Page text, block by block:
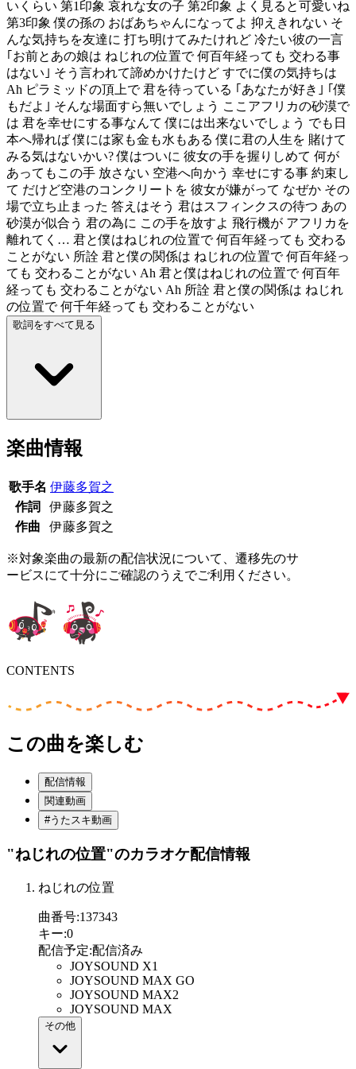
いくらい 第1印象 哀れな女の子 第2印象 よく見ると可愛いね
第3印象 僕の孫の おばあちゃんになってよ 抑えきれない そ
んな気持ちを友達に 打ち明けてみたけれど 冷たい彼の一言
｢お前とあの娘は ねじれの位置で 何百年経っても 交わる事
はない｣ そう言われて諦めかけたけど すでに僕の気持ちは
Ah ピラミッドの頂上で 君を待っている ｢あなたが好き｣ ｢僕
もだよ｣ そんな場面すら無いでしょう ここアフリカの砂漠で
は 君を幸せにする事なんて 僕には出来ないでしょう でも日
本へ帰れば 僕には家も金も水もある 僕に君の人生を 賭けて
みる気はないかい? 僕はついに 彼女の手を握りしめて 何が
あってもこの手 放さない 空港へ向かう 幸せにする事 約束し
て だけど空港のコンクリートを 彼女が嫌がって なぜか その
場で立ち止まった 答えはそう 君はスフィンクスの待つ あの
砂漠が似合う 君の為に この手を放すよ 飛行機が アフリカを
離れてく… 君と僕はねじれの位置で 何百年経っても 交わる
ことがない 所詮 君と僕の関係は ねじれの位置で 何百年経っ
ても 交わることがない Ah 君と僕はねじれの位置で 何百年
経っても 交わることがない Ah 所詮 君と僕の関係は ねじれ
の位置で 何千年経っても 交わることがない
歌詞をすべて見る
楽曲情報
歌手名 伊藤多賀之
作詞
伊藤多賀之
作曲
伊藤多賀之
※対象楽曲の最新の配信状況について、遷移先のサ
ービスにて十分にご確認のうえでご利用ください。
CONTENTS
この曲を楽しむ
配信情報
関連動画
#うたスキ動画
"ねじれの位置"のカラオケ配信情報
ねじれの位置
曲番号:137343
キー:0
配信予定:配信済み
JOYSOUND X1
JOYSOUND MAX GO
JOYSOUND MAX2
JOYSOUND MAX
その他